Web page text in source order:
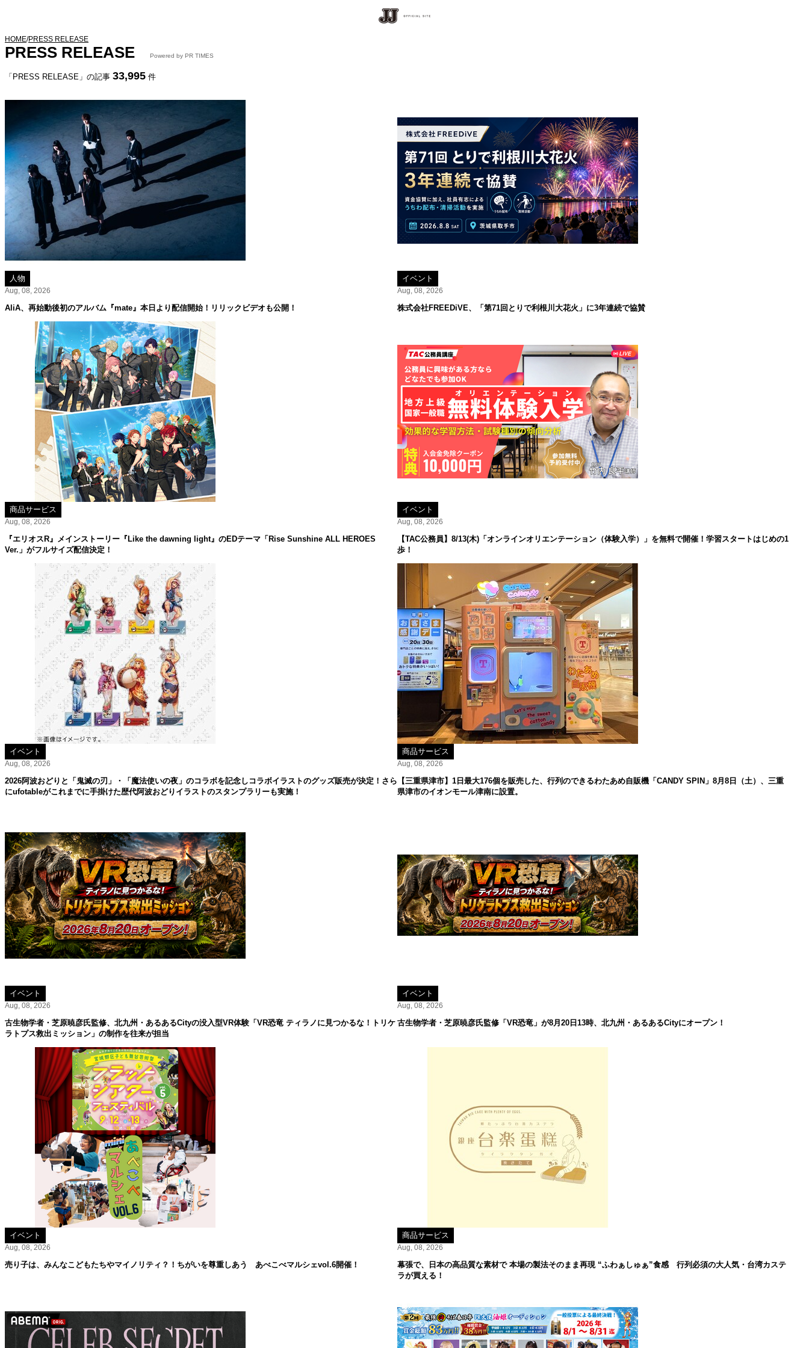
HOME/PRESS RELEASE
PRESS RELEASE Powered by PR TIMES
「PRESS RELEASE」の記事 33,995 件
人物
Aug, 08, 2026
AliA、再始動後初のアルバム『mate』本日より配信開始！リリックビデオも公開！
イベント
Aug, 08, 2026
株式会社FREEDiVE、「第71回とりで利根川大花火」に3年連続で協賛
商品サービス
Aug, 08, 2026
『エリオスR』メインストーリー『Like the dawning light』のEDテーマ「Rise Sunshine ALL HEROES
Ver.」がフルサイズ配信決定！
イベント
Aug, 08, 2026
【TAC公務員】8/13(木)「オンラインオリエンテーション（体験入学）」を無料で開催！学習スタートはじめの1
歩！
イベント
Aug, 08, 2026
2026阿波おどりと「鬼滅の刃」・「魔法使いの夜」のコラボを記念しコラボイラストのグッズ販売が決定！さら
にufotableがこれまでに手掛けた歴代阿波おどりイラストのスタンプラリーも実施！
商品サービス
Aug, 08, 2026
【三重県津市】1日最大176個を販売した、行列のできるわたあめ自販機「CANDY SPIN」8月8日（土）、三重
県津市のイオンモール津南に設置。
イベント
Aug, 08, 2026
古生物学者・芝原暁彦氏監修、北九州・あるあるCityの没入型VR体験「VR恐竜 ティラノに見つかるな！トリケ
ラトプス救出ミッション」の制作を往来が担当
イベント
Aug, 08, 2026
古生物学者・芝原暁彦氏監修「VR恐竜」が8月20日13時、北九州・あるあるCityにオープン！
イベント
Aug, 08, 2026
売り子は、みんなこどもたちやマイノリティ？！ちがいを尊重しあう あべこべマルシェvol.6開催！
商品サービス
Aug, 08, 2026
幕張で、日本の高品質な素材で 本場の製法そのまま再現 “ふわぁしゅぁ”食感 行列必須の大人気・台湾カステ
ラが買える！